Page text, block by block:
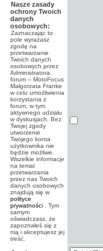
Nasze zasady
ochrony Twoich
danych
osobowych:
Zaznaczając to
pole wyrażasz
zgodę na
przetwarzanie
Twoich danych
osobowych przez
Administratora
forum – MotoFocus
Małgorzata Franke
w celu umożliwienia
korzystania z
forum, w tym
aktywnego udziału
w dyskusjach. Bez
Twojej zgody
utworzenie
Twojego konta
użytkownika nie
będzie możliwe.
Wszelkie informacje
na temat
przetwarzania
przez nas Twoich
danych osobowych
znajdują się w
polityce
prywatności . Tym
samym
oświadczasz, że
zapoznałeś się z
nią i akceptujesz jej
treść.